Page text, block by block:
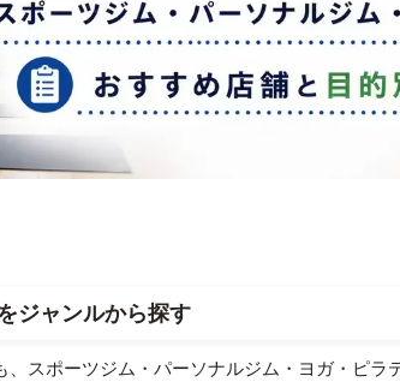
ジャンルから探す
、スポーツジム・パーソナルジム・ヨガ・ピ